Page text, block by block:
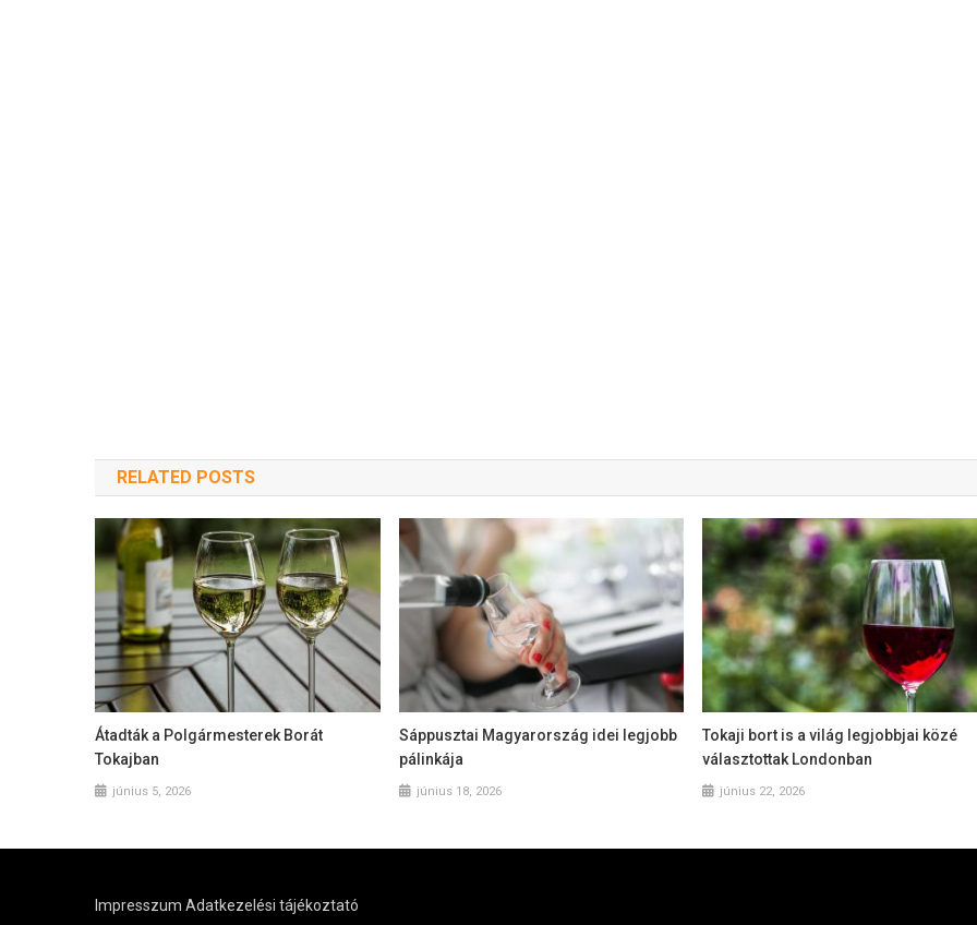
RELATED POSTS
Átadták a Polgármesterek Borát
Tokajban
június 5, 2026
Sáppusztai Magyarország idei legjobb
pálinkája
június 18, 2026
Tokaji bort is a világ legjobbjai közé
választottak Londonban
június 22, 2026
Impresszum Adatkezelési tájékoztató